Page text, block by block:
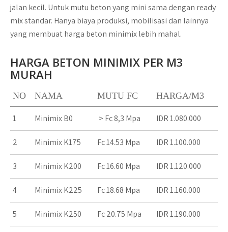
jalan kecil. Untuk mutu beton yang mini sama dengan ready
mix standar. Hanya biaya produksi, mobilisasi dan lainnya
yang membuat harga beton minimix lebih mahal.
HARGA BETON MINIMIX PER M3
MURAH
NO NAMA MUTU FC HARGA/M3
1 Minimix B0 > Fc 8,3 Mpa IDR 1.080.000
2 Minimix K175 Fc 14.53 Mpa IDR 1.100.000
3 Minimix K200 Fc 16.60 Mpa IDR 1.120.000
4 Minimix K225 Fc 18.68 Mpa IDR 1.160.000
5 Minimix K250 Fc 20.75 Mpa IDR 1.190.000